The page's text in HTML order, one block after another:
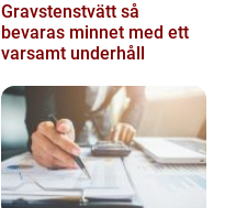
Gravstenstvätt så
bevaras minnet med ett
varsamt underhåll